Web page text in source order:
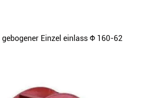
Einzel einlass Φ 160-62